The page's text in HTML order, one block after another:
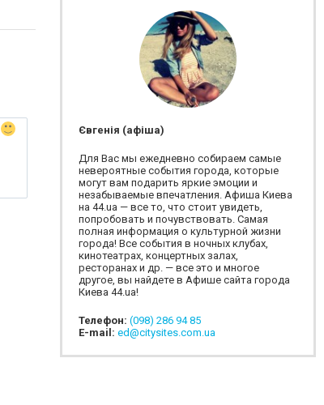
Євгенія (афіша)
Для Вас мы ежедневно собираем самые
невероятные события города, которые
могут вам подарить яркие эмоции и
незабываемые впечатления. Афиша Киева
на 44.ua — все то, что стоит увидеть,
попробовать и почувствовать. Самая
полная информация о культурной жизни
города! Все события в ночных клубах,
кинотеатрах, концертных залах,
ресторанах и др. — все это и многое
другое, вы найдете в Афише сайта города
Киева 44.ua!
Телефон: (098) 286 94 85
E-mail: ed@citysites.com.ua